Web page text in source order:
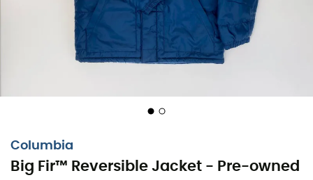
Columbia
Big Fir™ Reversible Jacket - Pre-owned